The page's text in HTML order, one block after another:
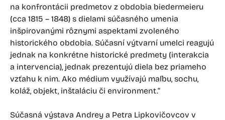
na konfrontácii predmetov z obdobia biedermeieru
(cca 1815 – 1848) s dielami súčasného umenia
inšpirovanými rôznymi aspektami zvoleného
historického obdobia. Súčasní výtvarní umelci reagujú
jednak na konkrétne historické predmety (interakcia
a intervencia), jednak prezentujú diela bez priameho
vzťahu k nim. Ako médium využívajú maľbu, sochu,
koláž, objekt, inštaláciu či environment.“
Súčasná výstava Andrey a Petra Lipkovičovcov v